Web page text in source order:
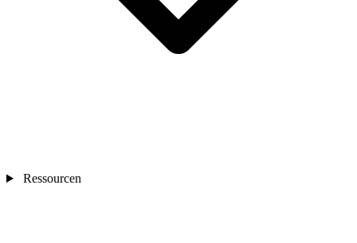
Ressourcen